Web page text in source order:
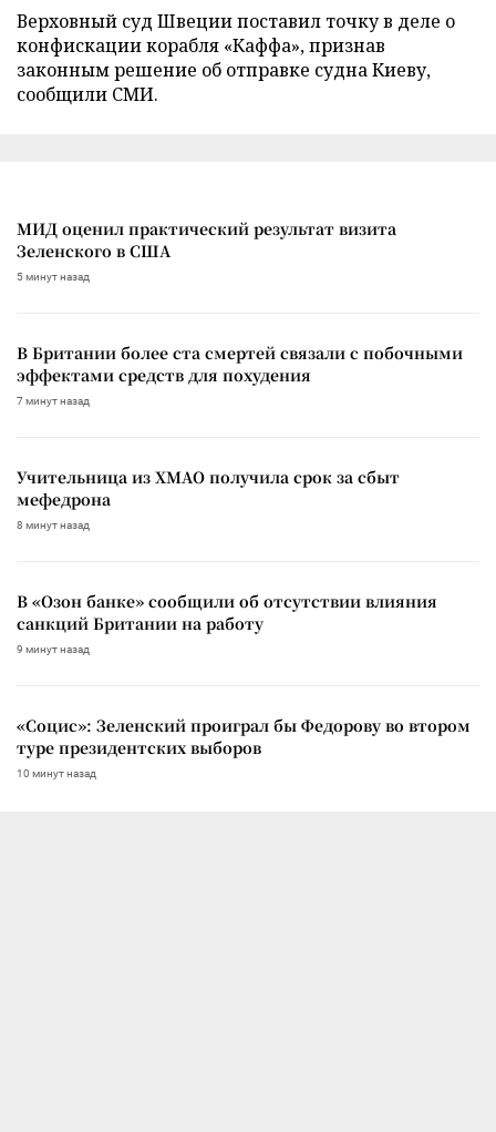
Верховный суд Швеции поставил точку в деле о
конфискации корабля «Каффа», признав
законным решение об отправке судна Киеву,
сообщили СМИ.
МИД оценил практический результат визита
Зеленского в США
5 минут назад
В Британии более ста смертей связали с побочными
эффектами средств для похудения
7 минут назад
Учительница из ХМАО получила срок за сбыт
мефедрона
8 минут назад
В «Озон банке» сообщили об отсутствии влияния
санкций Британии на работу
9 минут назад
«Социс»: Зеленский проиграл бы Федорову во втором
туре президентских выборов
10 минут назад